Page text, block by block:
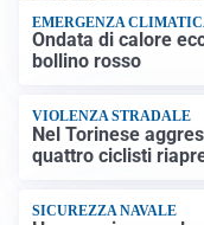
EMERGENZA
Ondata di calore
bollino rosso
VIOLENZA STRADALE
Nel Torinese
quattro ciclisti
SICUREZZA NAVALE